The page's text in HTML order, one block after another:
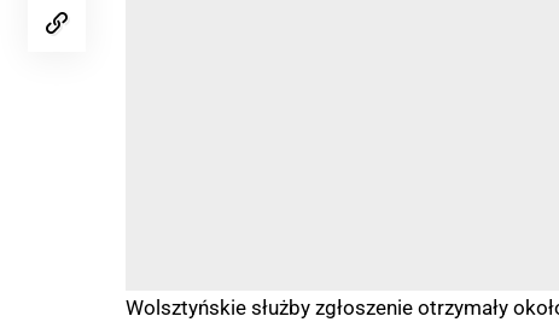
Wolsztyńskie służby zgłoszenie otrzymały